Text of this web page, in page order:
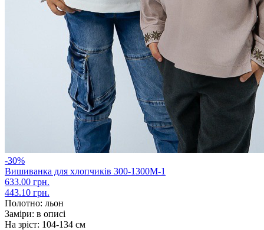
-30%
Вишиванка для хлопчиків 300-1300М-1
633.00 грн.
443.10 грн.
Полотно: льон
Заміри: в описі
На зріст: 104-134 см